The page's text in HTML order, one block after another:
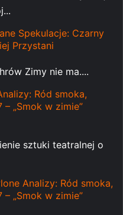
Spekulacje: Czarny
Przystani
Zimy nie ma....
Ród smoka,
„Smok w zimie”
sztuki teatralnej o
Analizy: Ród smoka,
„Smok w zimie”